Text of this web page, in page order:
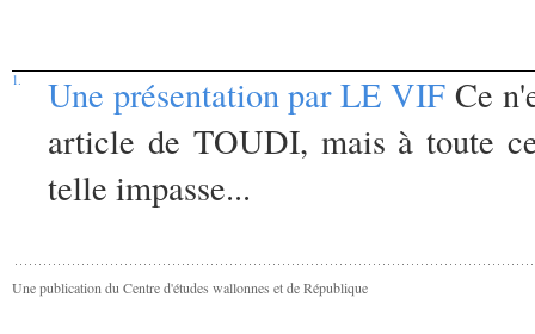
1. Une présentation par LE VIF Ce
article de TOUDI, mais à toute
telle impasse...
Une publication du Centre d'études wallonnes et de République